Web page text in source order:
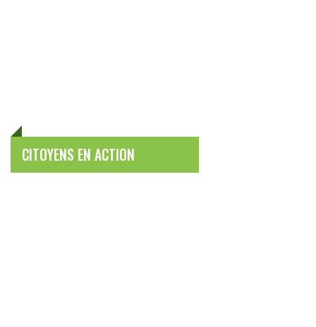
CITOYENS EN ACTION